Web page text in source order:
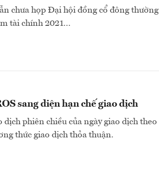
chưa họp Đại hội đồng cổ đông thường
tài chính 2021...
sang diện hạn chế giao dịch
phiên chiều của ngày giao dịch theo
thức giao dịch thỏa thuận.